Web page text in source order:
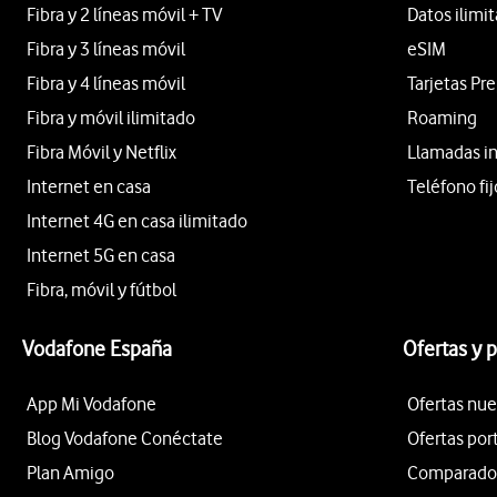
Fibra y 2 líneas móvil + TV
Fibra y 3 líneas móvil
Fibra y 4 líneas móvil
Fibra y móvil ilimitado
Fibra Móvil y Netflix
Internet en casa
Internet 4G en casa ilimitado
Internet 5G en casa
Fibra, móvil y fútbol
Datos
eSIM
Tarjetas
Roaming
Llamadas
Teléfono
Vodafone España
App Mi Vodafone
Blog Vodafone Conéctate
Plan Amigo
Ofertas y
Ofertas
Ofertas